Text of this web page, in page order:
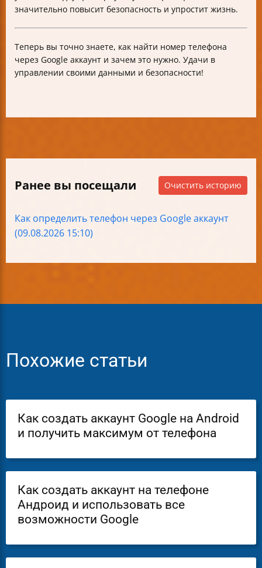
значительно повысит безопасность и упростит жизнь.
Теперь вы точно знаете, как найти номер телефона
через Google аккаунт и зачем это нужно. Удачи в
управлении своими данными и безопасности!
Ранее вы посещали Очистить историю
Как определить телефон через Google аккаунт
(09.08.2026 15:10)
Похожие статьи
Как создать аккаунт Google на Android
и получить максимум от телефона
Как создать аккаунт на телефоне
Андроид и использовать все
возможности Google